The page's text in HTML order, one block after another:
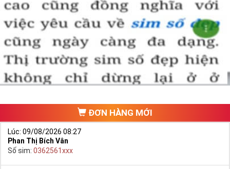
ĐƠN HÀNG MỚI
Lúc: 09/08/2026 08:27
Phan Thị Bích Vân
Số sim: 0362561xxx